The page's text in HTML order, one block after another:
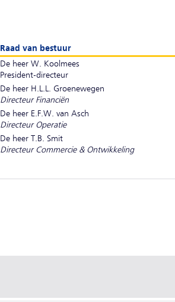
Raad van bestuur
De heer W. Koolmees
President-directeur
De heer H.L.L. Groenewegen
Directeur Financiën
De heer E.F.W. van Asch
Directeur Operatie
De heer T.B. Smit
Directeur Commercie & Ontwikkeling